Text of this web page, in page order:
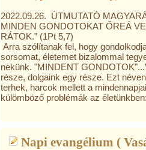
2022.09.26. ÚTMUTATÓ
MINDEN GONDOTOKAT ŐREÁ
RÁTOK.” (1Pt 5,7)
Arra szólítanak fel, hogy
sorsomat, életemet bizalommal
nekünk. "MINDENT
része, dolgaink egy része. Ezt
terhek, harcok mellett a
külömböző problémák az
Napi evangélium (